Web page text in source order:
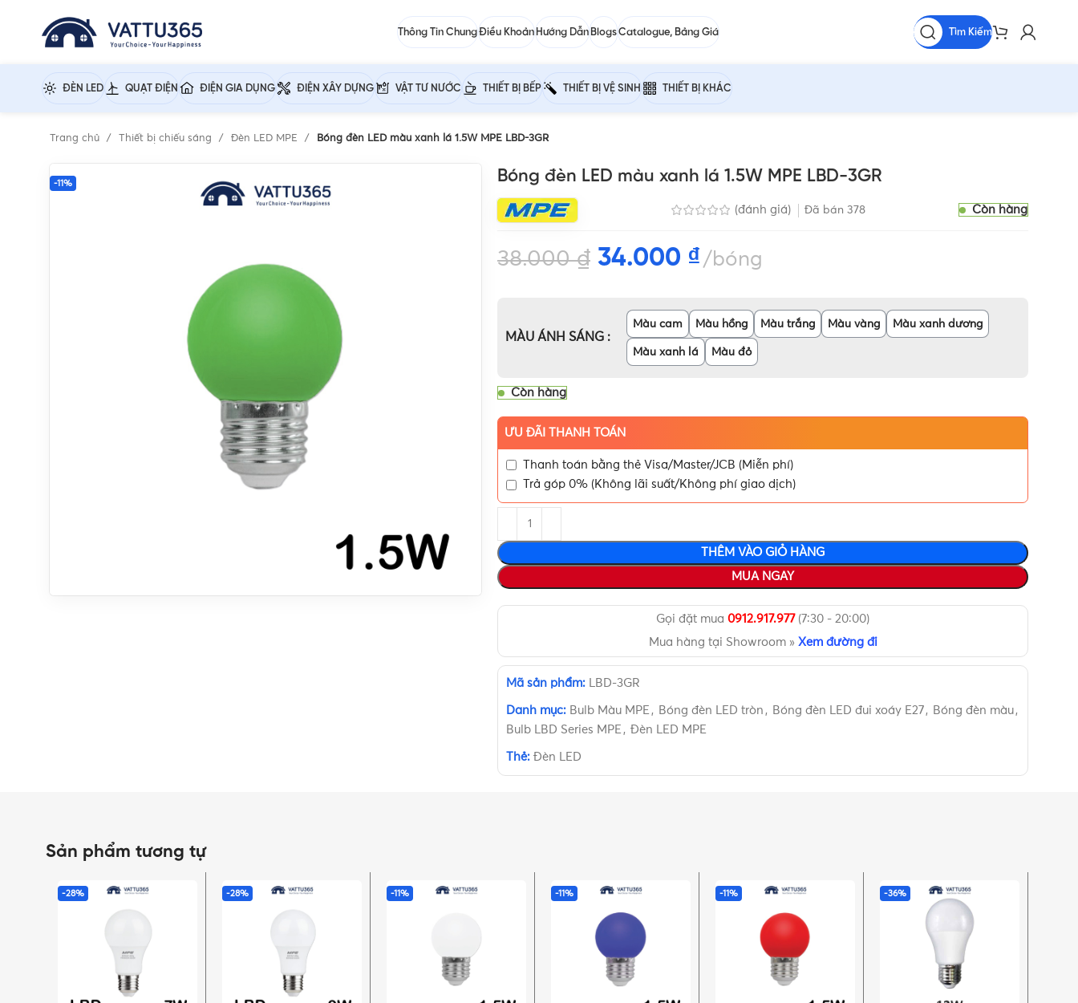
Thông Tin ChungĐiều Khoản Hướng Dẫn BlogsCatalogue, Bảng Giá Tìm Kiếm
ĐÈN LED QUẠT ĐIỆN ĐIỆN GIA DỤNG ĐIỆN XÂY DỰNG VẬT TƯ NƯỚC THIẾT BỊ BẾP THIẾT BỊ VỆ SINH THIẾT BỊ KHÁC
Trang chủ Thiết bị chiếu sáng Đèn LED MPE Bóng đèn LED màu xanh lá 1.5W MPE LBD-3GR
-11% Bóng đèn LED màu xanh lá 1.5W MPE LBD-3GR
(đánh giá) Đã bán 378 Còn hàng
38.000₫ 34.000 ₫ bóng
MÀU ÁNH SÁNG
Màu cam Màu hồng Màu trắng Màu vàng Màu xanh dương
Màu xanh lá Màu đỏ
Còn hàng
ƯU ĐÃI THANH TOÁN
Thanh toán bằng thẻ Visa/Master/JCB (Miễn phí)
Trả góp 0% (Không lãi suất/Không phí giao dịch)
THÊM VÀO GIỎ HÀNG
MUA NGAY
Gọi đặt mua 0912.917.977(7:30 - 20:00)
Mua hàng tại Showroom » Xem đường đi
Mã sản phẩm: LBD-3GR
Danh mục: Bulb Màu MPE, Bóng đèn LED tròn , Bóng đèn LED đui xoáy E27, Bóng đèn màu,
Bulb LBD Series MPE, Đèn LED MPE
Thẻ: Đèn LED
Sản phẩm tương tự
-28% -28% -11% -11% -11% -36%